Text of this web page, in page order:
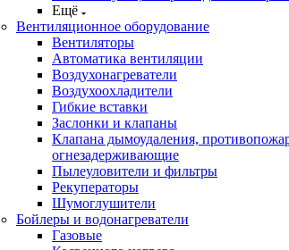
Ещё
Вентиляционное оборудование
Вентиляторы
Автоматика вентиляции
Воздухонагреватели
Воздухоохладители
Гибкие вставки
Заслонки и клапаны
Клапана дымоудаления,
огнезадерживающие
Пылеуловители и фильтры
Рекуператоры
Шумоглушители
Бойлеры и водонагреватели
Газовые